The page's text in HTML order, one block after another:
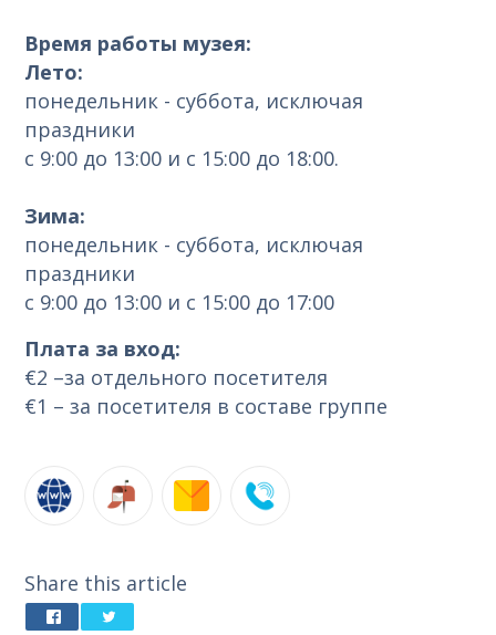
Время работы музея:
Лето:
понедельник - суббота, исключая
праздники
с 9:00 до 13:00 и с 15:00 до 18:00.
Зима:
понедельник - суббота, исключая
праздники
с 9:00 до 13:00 и с 15:00 до 17:00
Плата за вход:
€2 –за отдельного посетителя
€1 – за посетителя в составе группе
Share this article